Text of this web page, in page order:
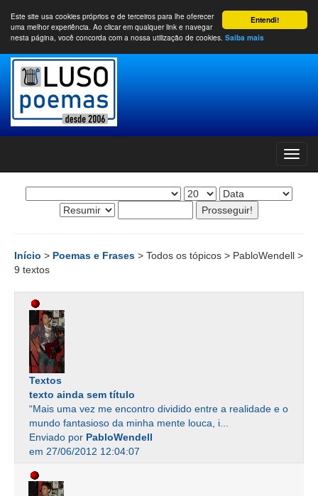
Entendi!
Este site usa cookies próprios e de terceiros para lhe oferecer
uma melhor experiência. Ao clicar em qualquer link e navegar
nesta página, você concorda com a nossa utilização de cookies. Saiba mais
Início > Poemas e Frases > Todos os tópicos > PabloWendell >
9 textos
Textos
texto ainda sem título
“Mais uma vez me encontro dividido entre a realidade e o
mundo fantasioso da minha mente louca, i...
Enviado por PabloWendell
em 27/06/2012 12:04:07